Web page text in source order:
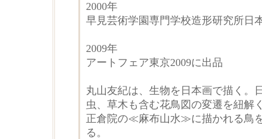
2000年
早見芸術学園専門学校造形研究所日
2009年
アートフェア東京2009に出品
丸山友紀は、生物を日本画で描く。
虫、草木も含む花鳥図の変遷を紐解
正倉院の≪麻布山水≫に描かれる鳥
る。